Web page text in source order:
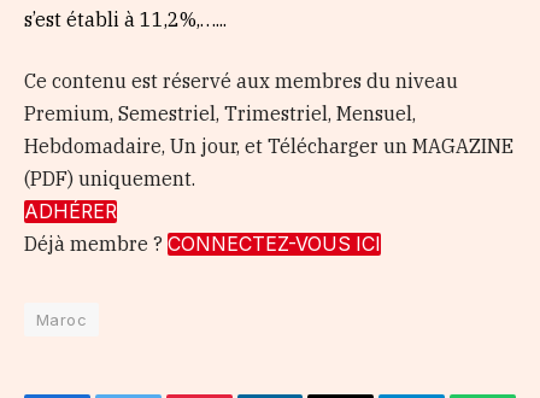
s’est établi à 11,2%,…...
Ce contenu est réservé aux membres du niveau
Premium, Semestriel, Trimestriel, Mensuel,
Hebdomadaire, Un jour, et Télécharger un MAGAZINE
(PDF) uniquement.
ADHÉRER
Déjà membre ? CONNECTEZ-VOUS ICI
Maroc